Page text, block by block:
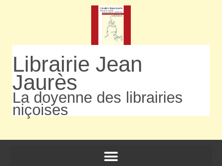
Librairie Jean
Jaurès
La doyenne des librairies
niçoises